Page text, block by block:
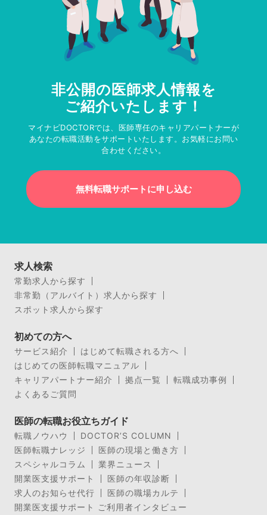
非公開の医師求人情報を
ご紹介いたします！
マイナビDOCTORでは、医師専任のキャリアパートナーが
あなたの転職活動をサポートいたします。お気軽にお問い
合わせください。
無料転職サポートに申し込む
求人検索
常勤求人から探す
非常勤（アルバイト）求人から探す
スポット求人から探す
初めての方へ
サービス紹介
はじめて転職される方へ
はじめての医師転職マニュアル
キャリアパートナー紹介
拠点一覧
転職成功事例
よくあるご質問
医師の転職お役立ちガイド
転職ノウハウ
DOCTOR’S COLUMN
医師転職ナレッジ
医師の現場と働き方
スペシャルコラム
業界ニュース
開業医支援サポート
医師の年収診断
求人のお知らせ代行
医師の職場カルテ
開業医支援サポート ご利用者インタビュー